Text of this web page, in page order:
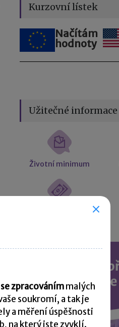
Kurzovní lístek
Načítám
hodnoty
Užitečné informace
Životní minimum
zpracovánímmalých
soukromí, a tak je
a měření úspěšnosti
na který jste zvyklí.